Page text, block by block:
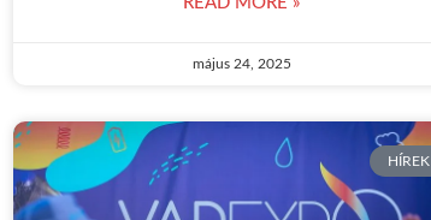
május 24, 2025
HÍREK